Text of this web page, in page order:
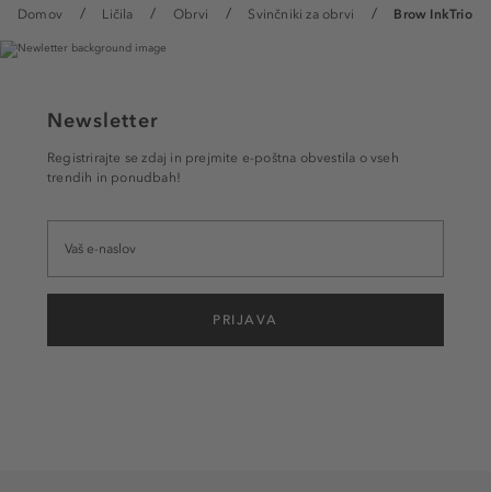
Domov Ličila Obrvi Svinčniki za obrvi Brow InkTrio
Newsletter
Registrirajte se zdaj in prejmite e-poštna obvestila o vseh
trendih in ponudbah!
PRIJAVA